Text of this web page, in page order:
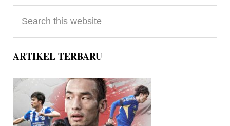
Primary
Sidebar
this
website
ARTIKEL TERBARU